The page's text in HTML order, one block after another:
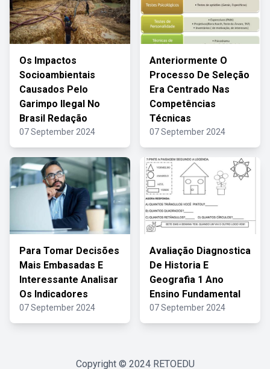
Os Impactos
Socioambientais
Causados Pelo
Garimpo Ilegal No
Brasil Redação
07 September 2024
Anteriormente O
Processo De Seleção
Era Centrado Nas
Competências
Técnicas
07 September 2024
Para Tomar Decisões
Mais Embasadas E
Interessante Analisar
Os Indicadores
07 September 2024
Avaliação Diagnostica
De Historia E
Geografia 1 Ano
Ensino Fundamental
07 September 2024
Copyright © 2024 RETOEDU